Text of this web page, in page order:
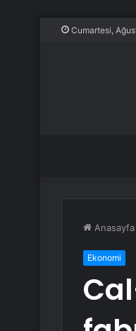
Cumartesi,
Anasayfa
Ekonomi